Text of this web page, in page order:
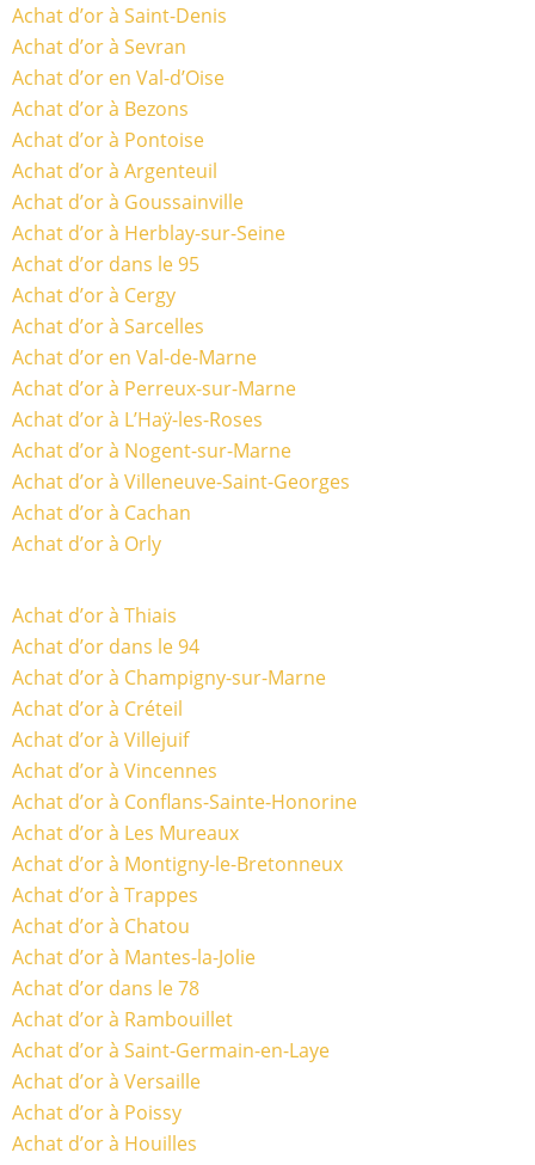
Achat d’or à Saint-Denis
Achat d’or à Sevran
Achat d’or en Val-d’Oise
Achat d’or à Bezons
Achat d’or à Pontoise
Achat d’or à Argenteuil
Achat d’or à Goussainville
Achat d’or à Herblay-sur-Seine
Achat d’or dans le 95
Achat d’or à Cergy
Achat d’or à Sarcelles
Achat d’or en Val-de-Marne
Achat d’or à Perreux-sur-Marne
Achat d’or à L’Haÿ-les-Roses
Achat d’or à Nogent-sur-Marne
Achat d’or à Villeneuve-Saint-Georges
Achat d’or à Cachan
Achat d’or à Orly
Achat d’or à Thiais
Achat d’or dans le 94
Achat d’or à Champigny-sur-Marne
Achat d’or à Créteil
Achat d’or à Villejuif
Achat d’or à Vincennes
Achat d’or à Conflans-Sainte-Honorine
Achat d’or à Les Mureaux
Achat d’or à Montigny-le-Bretonneux
Achat d’or à Trappes
Achat d’or à Chatou
Achat d’or à Mantes-la-Jolie
Achat d’or dans le 78
Achat d’or à Rambouillet
Achat d’or à Saint-Germain-en-Laye
Achat d’or à Versaille
Achat d’or à Poissy
Achat d’or à Houilles